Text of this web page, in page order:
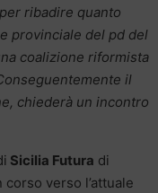
ribadire quanto
provinciale del pd del
coalizione riformista
il
chiederà un incontro
Sicilia Futura di
verso l’attuale